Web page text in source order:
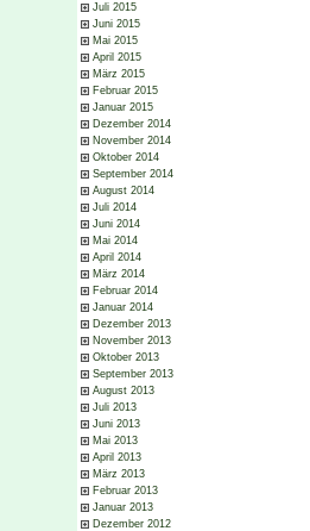
Juli 2015
Juni 2015
Mai 2015
April 2015
März 2015
Februar 2015
Januar 2015
Dezember 2014
November 2014
Oktober 2014
September 2014
August 2014
Juli 2014
Juni 2014
Mai 2014
April 2014
März 2014
Februar 2014
Januar 2014
Dezember 2013
November 2013
Oktober 2013
September 2013
August 2013
Juli 2013
Juni 2013
Mai 2013
April 2013
März 2013
Februar 2013
Januar 2013
Dezember 2012